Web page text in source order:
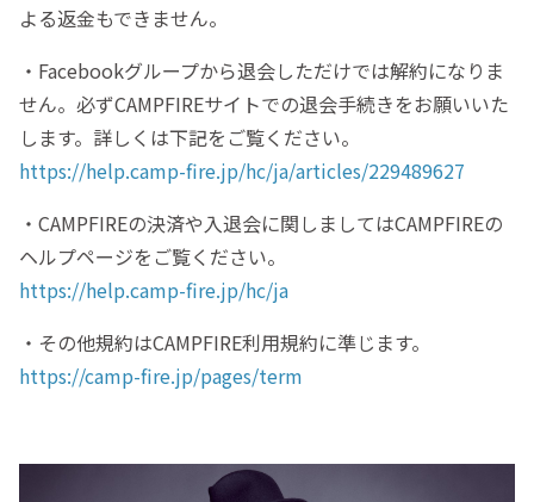
よる返金もできません。
・Facebookグループから退会しただけでは解約になりま
せん。必ずCAMPFIREサイトでの退会手続きをお願いいた
します。詳しくは下記をご覧ください。
https://help.camp-fire.jp/hc/ja/articles/229489627
・CAMPFIREの決済や入退会に関しましてはCAMPFIREの
ヘルプページをご覧ください。
https://help.camp-fire.jp/hc/ja
・その他規約はCAMPFIRE利用規約に準じます。
https://camp-fire.jp/pages/term